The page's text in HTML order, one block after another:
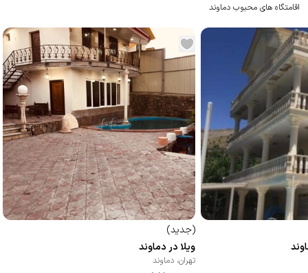
اقامتگاه های محبوب دماوند
(جدید)
ویلا در دماوند
تهران، دماوند